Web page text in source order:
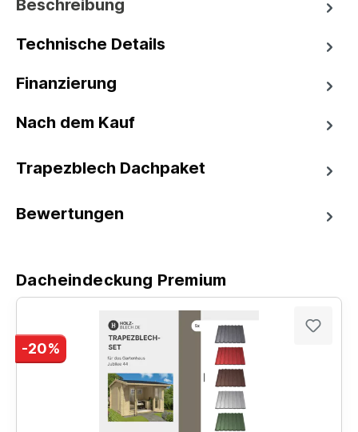
Beschreibung
Technische Details
Finanzierung
Nach dem Kauf
Trapezblech Dachpaket
Bewertungen
Dacheindeckung Premium
-20%